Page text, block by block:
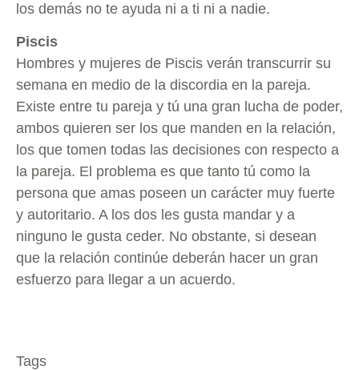
los demás no te ayuda ni a ti ni a nadie.
Piscis
Hombres y mujeres de Piscis verán transcurrir su
semana en medio de la discordia en la pareja.
Existe entre tu pareja y tú una gran lucha de poder,
ambos quieren ser los que manden en la relación,
los que tomen todas las decisiones con respecto a
la pareja. El problema es que tanto tú como la
persona que amas poseen un carácter muy fuerte
y autoritario. A los dos les gusta mandar y a
ninguno le gusta ceder. No obstante, si desean
que la relación continúe deberán hacer un gran
esfuerzo para llegar a un acuerdo.
Tags